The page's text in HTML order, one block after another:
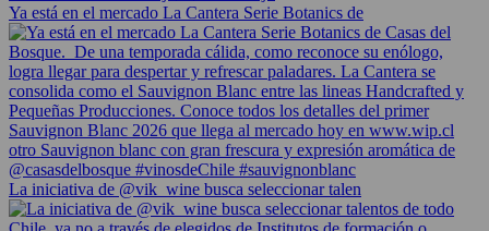
Ya está en el mercado La Cantera Serie Botanics de
La iniciativa de @vik_wine busca seleccionar talen